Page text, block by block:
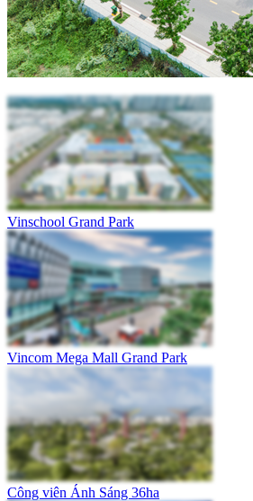
Vinschool Grand Park
Vincom Mega Mall Grand Park
Công viên Ánh Sáng 36ha